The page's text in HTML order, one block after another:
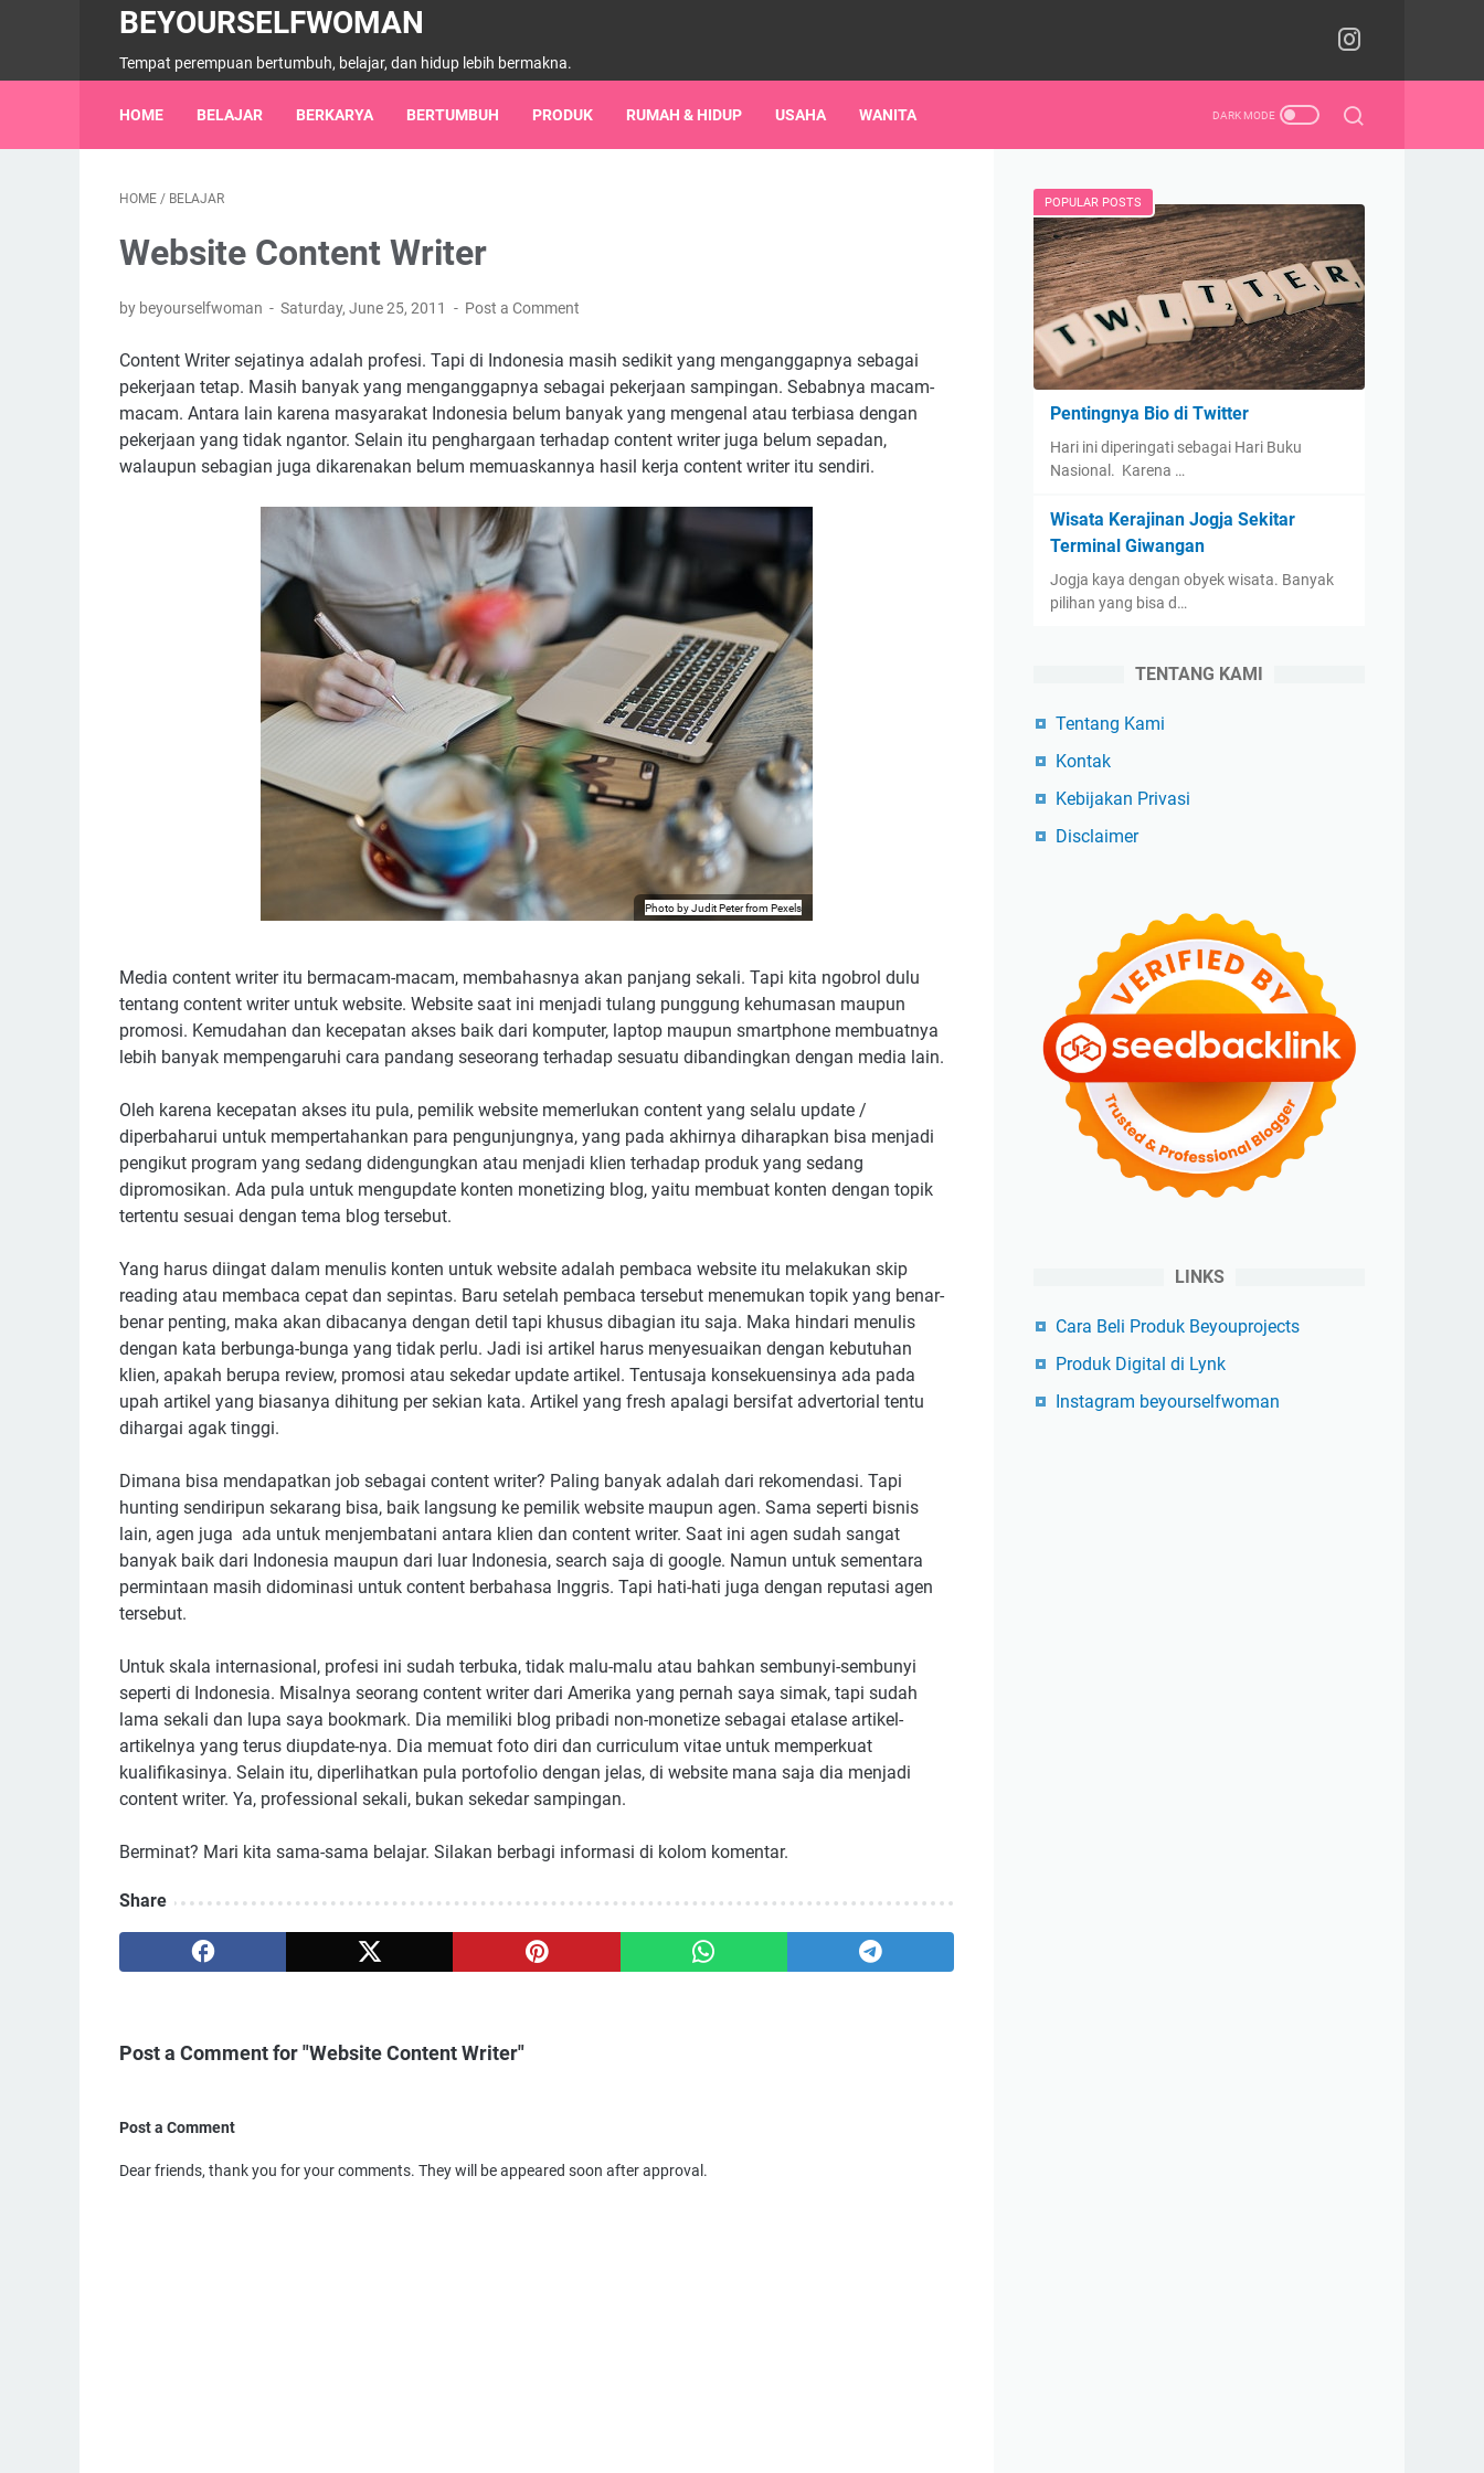
BEYOURSELFWOMAN
Tempat perempuan bertumbuh, belajar, dan hidup lebih bermakna.
HOME BELAJAR BERKARYA BERTUMBUH PRODUK RUMAH & HIDUP USAHA WANITA
HOME / BELAJAR
Website Content Writer
by beyourselfwoman Saturday, June 25, 2011 Post a Comment
Content Writer sejatinya adalah profesi. Tapi di Indonesia masih sedikit yang menganggapnya sebagai
pekerjaan tetap. Masih banyak yang menganggapnya sebagai pekerjaan sampingan. Sebabnya macam-
macam. Antara lain karena masyarakat Indonesia belum banyak yang mengenal atau terbiasa dengan
pekerjaan yang tidak ngantor. Selain itu penghargaan terhadap content writer juga belum sepadan,
walaupun sebagian juga dikarenakan belum memuaskannya hasil kerja content writer itu sendiri.
Photo byJudit Peterfrom Pexels
Media content writer itu bermacam-macam, membahasnya akan panjang sekali. Tapi kita ngobrol dulu
tentang content writer untuk website. Website saat ini menjadi tulang punggung kehumasan maupun
promosi. Kemudahan dan kecepatan akses baik dari komputer, laptop maupun smartphone membuatnya
lebih banyak mempengaruhi cara pandang seseorang terhadap sesuatu dibandingkan dengan media lain.
Oleh karena kecepatan akses itu pula, pemilik website memerlukan content yang selalu update /
diperbaharui untuk mempertahankan para pengunjungnya, yang pada akhirnya diharapkan bisa menjadi
pengikut program yang sedang didengungkan atau menjadi klien terhadap produk yang sedang
dipromosikan. Ada pula untuk mengupdate konten monetizing blog, yaitu membuat konten dengan topik
tertentu sesuai dengan tema blog tersebut.
Yang harus diingat dalam menulis konten untuk website adalah pembaca website itu melakukan skip
reading atau membaca cepat dan sepintas. Baru setelah pembaca tersebut menemukan topik yang benar-
benar penting, maka akan dibacanya dengan detil tapi khusus dibagian itu saja. Maka hindari menulis
dengan kata berbunga-bunga yang tidak perlu. Jadi isi artikel harus menyesuaikan dengan kebutuhan
klien, apakah berupa review, promosi atau sekedar update artikel. Tentusaja konsekuensinya ada pada
upah artikel yang biasanya dihitung per sekian kata. Artikel yang fresh apalagi bersifat advertorial tentu
dihargai agak tinggi.
Dimana bisa mendapatkan job sebagai content writer? Paling banyak adalah dari rekomendasi. Tapi
hunting sendiripun sekarang bisa, baik langsung ke pemilik website maupun agen. Sama seperti bisnis
lain, agen juga ada untuk menjembatani antara klien dan content writer. Saat ini agen sudah sangat
banyak baik dari Indonesia maupun dari luar Indonesia, search saja di google. Namun untuk sementara
permintaan masih didominasi untuk content berbahasa Inggris. Tapi hati-hati juga dengan reputasi agen
tersebut.
Untuk skala internasional, profesi ini sudah terbuka, tidak malu-malu atau bahkan sembunyi-sembunyi
seperti di Indonesia. Misalnya seorang content writer dari Amerika yang pernah saya simak, tapi sudah
lama sekali dan lupa saya bookmark. Dia memiliki blog pribadi non-monetize sebagai etalase artikel-
artikelnya yang terus diupdate-nya. Dia memuat foto diri dan curriculum vitae untuk memperkuat
kualifikasinya. Selain itu, diperlihatkan pula portofolio dengan jelas, di website mana saja dia menjadi
content writer. Ya, professional sekali, bukan sekedar sampingan.
Berminat? Mari kita sama-sama belajar. Silakan berbagi informasi di kolom komentar.
Share
Post a Comment for "Website Content Writer"
Post a Comment
Dear friends, thank you for your comments. They will be appeared soon after approval.
POPULAR POSTS
Pentingnya Bio di Twitter
Hari ini diperingati sebagai Hari Buku
Nasional. Karena …
Wisata Kerajinan Jogja Sekitar
Terminal Giwangan
Jogja kaya dengan obyek wisata. Banyak
pilihan yang bisa d…
TENTANG KAMI
Tentang Kami
Kontak
Kebijakan Privasi
Disclaimer
LINKS
Cara Beli Produk Beyouprojects
Produk Digital di Lynk
Instagram beyourselfwoman